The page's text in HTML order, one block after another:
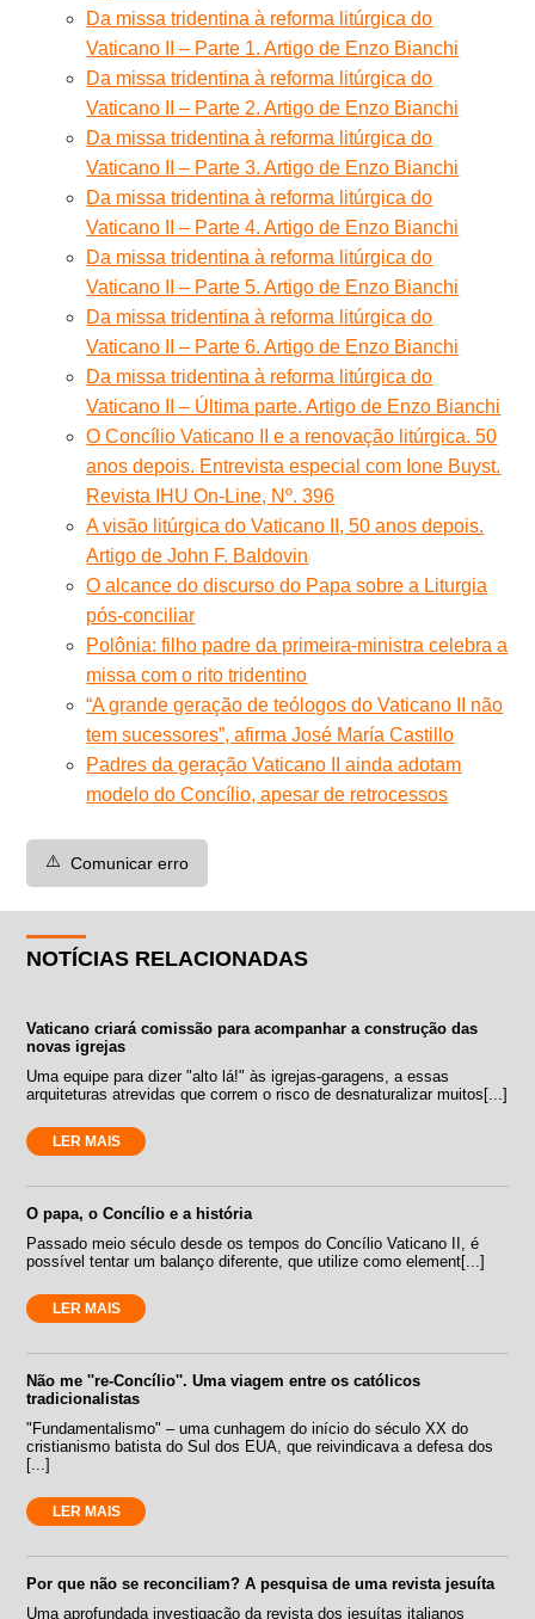
Da missa tridentina à reforma litúrgica do
Vaticano II – Parte 1. Artigo de Enzo Bianchi
Da missa tridentina à reforma litúrgica do
Vaticano II – Parte 2. Artigo de Enzo Bianchi
Da missa tridentina à reforma litúrgica do
Vaticano II – Parte 3. Artigo de Enzo Bianchi
Da missa tridentina à reforma litúrgica do
Vaticano II – Parte 4. Artigo de Enzo Bianchi
Da missa tridentina à reforma litúrgica do
Vaticano II – Parte 5. Artigo de Enzo Bianchi
Da missa tridentina à reforma litúrgica do
Vaticano II – Parte 6. Artigo de Enzo Bianchi
Da missa tridentina à reforma litúrgica do
Vaticano II – Última parte. Artigo de Enzo Bianchi
O Concílio Vaticano II e a renovação litúrgica. 50
anos depois. Entrevista especial com Ione Buyst.
Revista IHU On-Line, Nº. 396
A visão litúrgica do Vaticano II, 50 anos depois.
Artigo de John F. Baldovin
O alcance do discurso do Papa sobre a Liturgia
pós-conciliar
Polônia: filho padre da primeira-ministra celebra a
missa com o rito tridentino
“A grande geração de teólogos do Vaticano II não
tem sucessores”, afirma José María Castillo
Padres da geração Vaticano II ainda adotam
modelo do Concílio, apesar de retrocessos
⚠️ Comunicar erro
NOTÍCIAS RELACIONADAS
Vaticano criará comissão para acompanhar a construção das
novas igrejas
Uma equipe para dizer "alto lá!" às igrejas-garagens, a essas
arquiteturas atrevidas que correm o risco de desnaturalizar muitos[...]
LER MAIS
O papa, o Concílio e a história
Passado meio século desde os tempos do Concílio Vaticano II, é
possível tentar um balanço diferente, que utilize como element[...]
LER MAIS
Não me ''re-Concílio''. Uma viagem entre os católicos
tradicionalistas
"Fundamentalismo" – uma cunhagem do início do século XX do
cristianismo batista do Sul dos EUA, que reivindicava a defesa dos
[...]
LER MAIS
Por que não se reconciliam? A pesquisa de uma revista jesuíta
Uma aprofundada investigação da revista dos jesuítas italianos